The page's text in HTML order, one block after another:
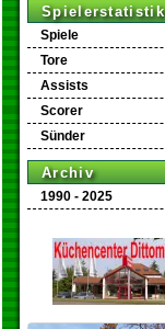
Spielerstatistik
Spiele
Tore
Assists
Scorer
Sünder
Archiv
1990 - 2025